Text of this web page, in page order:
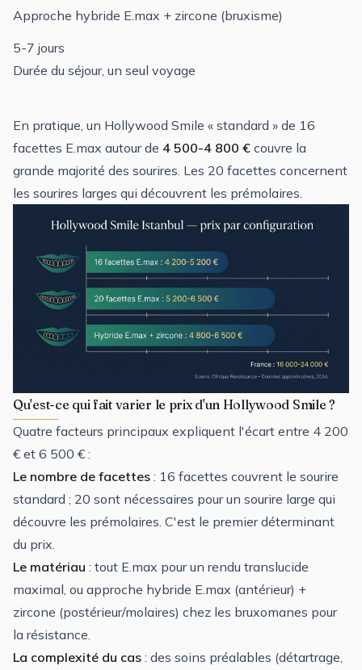
Approche hybride E.max + zircone (bruxisme)
5-7 jours
Durée du séjour, un seul voyage
En pratique, un Hollywood Smile « standard » de 16
facettes E.max autour de 4 500-4 800 € couvre la
grande majorité des sourires. Les 20 facettes concernent
les sourires larges qui découvrent les prémolaires.
Qu'est-ce qui fait varier le prix d'un Hollywood Smile ?
Quatre facteurs principaux expliquent l'écart entre 4 200
€ et 6 500 € :
Le nombre de facettes : 16 facettes couvrent le sourire
standard ; 20 sont nécessaires pour un sourire large qui
découvre les prémolaires. C'est le premier déterminant
du prix.
Le matériau : tout E.max pour un rendu translucide
maximal, ou approche hybride E.max (antérieur) +
zircone (postérieur/molaires) chez les bruxomanes pour
la résistance.
La complexité du cas : des soins préalables (détartrage,